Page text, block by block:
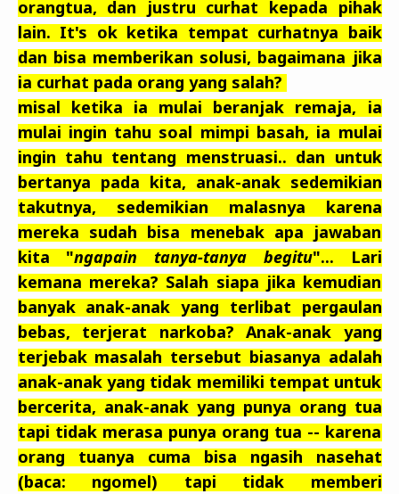
orangtua, dan justru curhat kepada pihak
lain. It's ok ketika tempat curhatnya baik
dan bisa memberikan solusi, bagaimana jika
ia curhat pada orang yang salah?
misal ketika ia mulai beranjak remaja, ia
mulai ingin tahu soal mimpi basah, ia mulai
ingin tahu tentang menstruasi.. dan untuk
bertanya pada kita, anak-anak sedemikian
takutnya, sedemikian malasnya karena
mereka sudah bisa menebak apa jawaban
kita "ngapain tanya-tanya begitu"... Lari
kemana mereka? Salah siapa jika kemudian
banyak anak-anak yang terlibat pergaulan
bebas, terjerat narkoba? Anak-anak yang
terjebak masalah tersebut biasanya adalah
anak-anak yang tidak memiliki tempat untuk
bercerita, anak-anak yang punya orang tua
tapi tidak merasa punya orang tua -- karena
orang tuanya cuma bisa ngasih nasehat
(baca: ngomel) tapi tidak memberi